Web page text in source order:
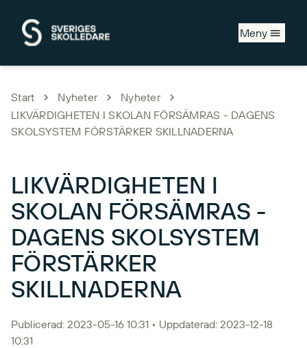
Meny
Start Nyheter
Nyheter
LIKVÄRDIGHETEN I SKOLAN FÖRSÄMRAS - DAGENS
SKOLSYSTEM FÖRSTÄRKER SKILLNADERNA
LIKVÄRDIGHETEN I
SKOLAN FÖRSÄMRAS -
DAGENS SKOLSYSTEM
FÖRSTÄRKER
SKILLNADERNA
Publicerad: 2023-05-16 10:31 • Uppdaterad: 2023-12-18
10:31